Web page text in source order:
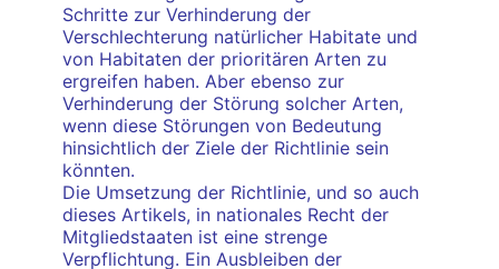
Schritte zur Verhinderung der
Verschlechterung natürlicher Habitate und
von Habitaten der prioritären Arten zu
ergreifen haben. Aber ebenso zur
Verhinderung der Störung solcher Arten,
wenn diese Störungen von Bedeutung
hinsichtlich der Ziele der Richtlinie sein
könnten.
Die Umsetzung der Richtlinie, und so auch
dieses Artikels, in nationales Recht der
Mitgliedstaaten ist eine strenge
Verpflichtung. Ein Ausbleiben der